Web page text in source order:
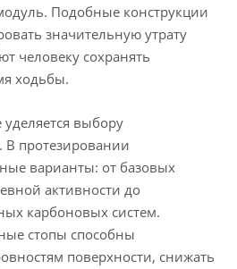
Подобные конструкции
значительную утрату
человеку сохранять
ходьбы.
выбору
В протезировании
варианты: от базовых
активности до
карбоновых систем.
стопы способны
поверхности, снижать